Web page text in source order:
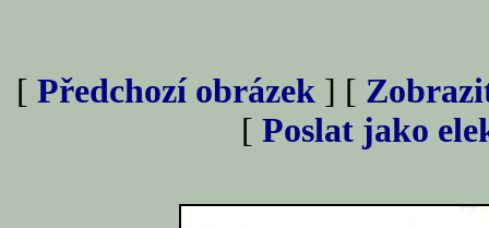
[ Předchozí obrázek ] [
[ Poslat jako